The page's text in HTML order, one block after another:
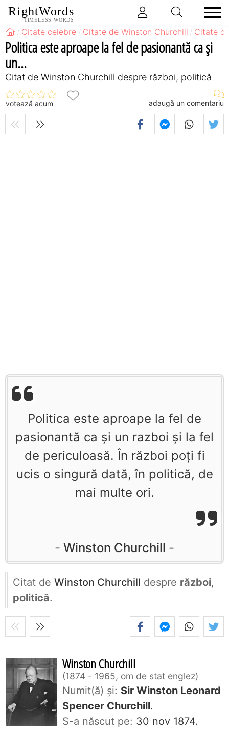
RightWords
TIMELESS WORDS
Citate celebre Citate de Winston Churchill Citate
Politica este aproape la fel de pasionantă ca şi
un...
Citat de Winston Churchill despre război, politică
votează acum adaugă un comentariu
Politica este aproape la fel de
pasionantă ca şi un razboi şi la fel
de periculoasă. În război poţi fi
ucis o singură dată, în politică, de
mai multe ori.
Winston Churchill
Citat de Winston Churchill despre război,
politică.
Winston Churchill
1874 - 1965, om de stat englez
Numit(ă) și: Sir Winston Leonard
Spencer Churchill.
S-a născut pe: 30 nov 1874.